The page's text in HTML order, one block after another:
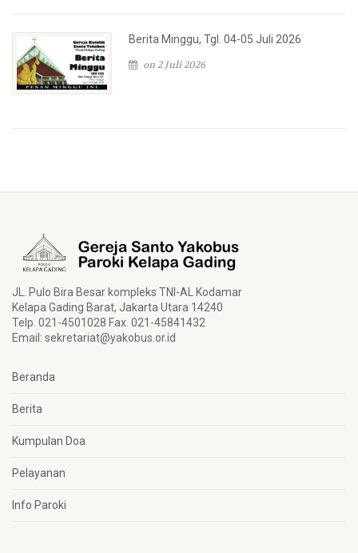
Berita Minggu, Tgl. 04-05 Juli 2026
on 2 Juli 2026
JL. Pulo Bira Besar kompleks TNI-AL Kodamar
Kelapa Gading Barat, Jakarta Utara 14240
Telp. 021-4501028 Fax. 021-45841432
Email: sekretariat@yakobus.or.id
Beranda
Berita
Kumpulan Doa
Pelayanan
Info Paroki